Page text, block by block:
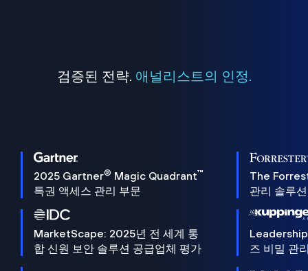
검증된 전략. 애널리스트의 인정.
2025 Gartner® Magic Quadrant™
특권 액세스 관리 부문
The
관리 솔루
MarketScape: 2025년 전 세계 통
합 신원 보안 솔루션 공급업체 평가
즈 비밀 관